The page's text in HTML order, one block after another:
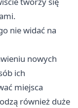
nie widać na
nowych
ich
miejsca
również duże